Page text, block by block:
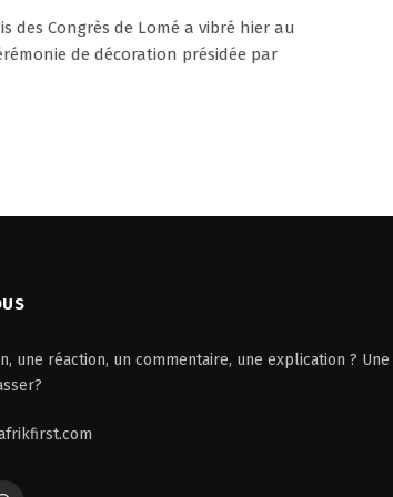
des Congrès de Lomé a vibré hier au
de décoration présidée par
une réaction, un commentaire, une explication ?